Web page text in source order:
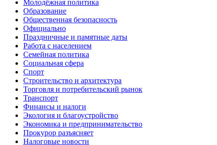
Молодёжная политика
Образование
Общественная безопасность
Официально
Праздничные и памятные даты
Работа с населением
Семейная политика
Социальная сфера
Спорт
Строительство и архитектура
Торговля и потребительский рынок
Транспорт
Финансы и налоги
Экология и благоустройство
Экономика и предпринимательство
Прокурор разъясняет
Налоговые новости